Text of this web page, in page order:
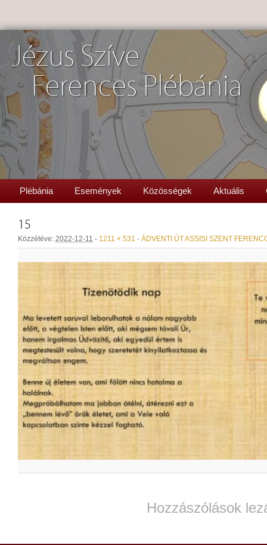
Jézus Szíve
Ferences Plébánia
Plébánia Események Közösségek Aktuális
15
Közzétéve: 2022-12-11 - 1211 × 531 - ÁDVENTI ÚT ASSISI SZENT
Hozzászólások